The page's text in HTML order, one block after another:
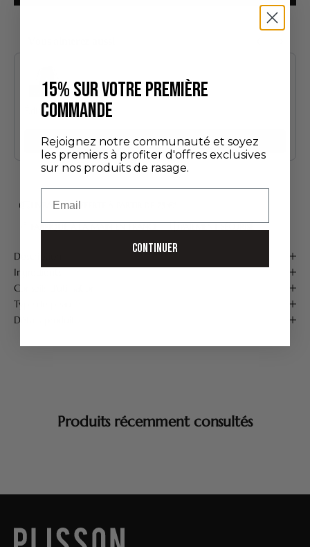
Édition Découverte
Ajouter
LIVRAISON OFFERTE À PARTIR DE 75 €*
FABRIQUÉ À LA MAIN EN FRANCE PAIEMENT SÉCURISÉ
Description
Ingrédients
Conseils d'utilisation
Type de peau
Détails produit
Produits récemment consultés
15% SUR VOTRE PREMIÈRE
COMMANDE
Rejoignez notre communauté et soyez
les premiers à profiter d'offres exclusives
sur nos produits de rasage.
CONTINUER